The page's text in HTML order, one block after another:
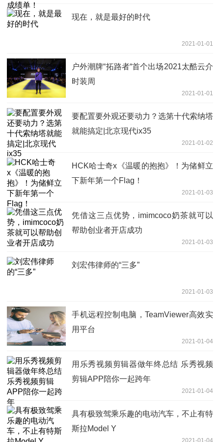
现在，就是最好的时代
2021-01-01
户外潮牌“拓路者“首个出场2021太酷云介
时装周
2021-01-01
要配置要外观还要动力？选第十代索纳塔
就能搞定|北京现代ix35
2021-01-02
HCK哈士奇x《温暖的抱抱》！为储鲜立
下新年第一个Flag！
2021-01-03
凭借这三点优势，imimcoco奶茶就可以
帮助创业者开店成功
2021-01-03
刘宏伟律师的“三多”
2021-01-03
手机远程控制电脑，TeamViewer高效实
用平台
2021-01-04
用乐秀视频剪辑器做年终总结 乐秀视频
剪辑APP陪你一起跨年
2021-01-04
具有极致驾乘乐趣的电动汽车，不止有特
斯拉Model Y
2021-01-04